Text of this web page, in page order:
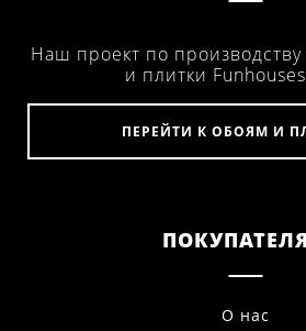
Наш проект по производству
и плитки
ПЕРЕЙТИ К ОБОЯМ И
О нас